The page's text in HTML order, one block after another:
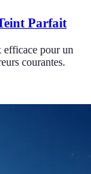
Parfait
efficace pour un
courantes.